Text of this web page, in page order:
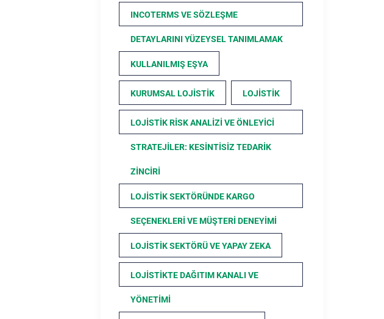
INCOTERMS VE SÖZLEŞME
DETAYLARINI YÜZEYSEL TANIMLAMAK
KULLANILMIŞ EŞYA
KURUMSAL LOJISTIK LOJISTIK
LOJISTIK RISK ANALIZI VE ÖNLEYICI
STRATEJILER: KESINTISIZ TEDARIK
ZINCIRI
LOJISTIK SEKTÖRÜNDE KARGO
SEÇENEKLERI VE MÜŞTERI DENEYIMI
LOJISTIK SEKTÖRÜ VE YAPAY ZEKA
LOJISTIKTE DAĞITIM KANALI VE
YÖNETIMI